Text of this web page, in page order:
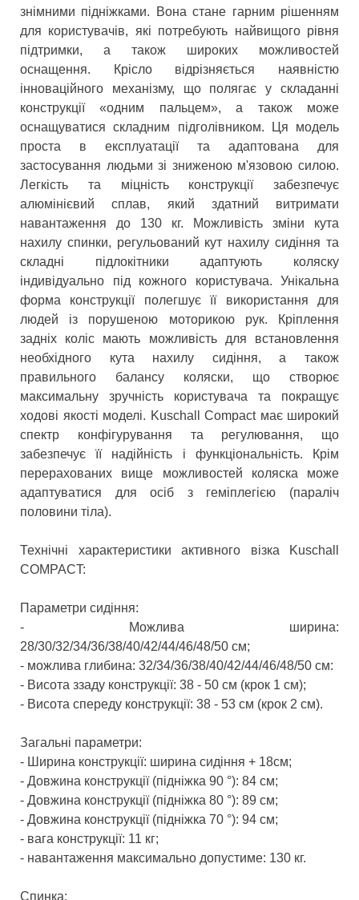
знімними підніжками. Вона стане гарним рішенням
для користувачів, які потребують найвищого рівня
підтримки, а також широких можливостей
оснащення. Крісло відрізняється наявністю
інноваційного механізму, що полягає у складанні
конструкції «одним пальцем», а також може
оснащуватися складним підголівником. Ця модель
проста в експлуатації та адаптована для
застосування людьми зі зниженою м'язовою силою.
Легкість та міцність конструкції забезпечує
алюмінієвий сплав, який здатний витримати
навантаження до 130 кг. Можливість зміни кута
нахилу спинки, регульований кут нахилу сидіння та
складні підлокітники адаптують коляску
індивідуально під кожного користувача. Унікальна
форма конструкції полегшує її використання для
людей із порушеною моторикою рук. Кріплення
задніх коліс мають можливість для встановлення
необхідного кута нахилу сидіння, а також
правильного балансу коляски, що створює
максимальну зручність користувача та покращує
ходові якості моделі. Kuschall Compact має широкий
спектр конфігурування та регулювання, що
забезпечує її надійність і функціональність. Крім
перерахованих вище можливостей коляска може
адаптуватися для осіб з геміплегією (параліч
половини тіла).
Технічні характеристики активного візка Kuschall
COMPACT:
Параметри сидіння:
- Можлива ширина:
28/30/32/34/36/38/40/42/44/46/48/50 см;
- можлива глибина: 32/34/36/38/40/42/44/46/48/50 см:
- Висота ззаду конструкції: 38 - 50 см (крок 1 см);
- Висота спереду конструкції: 38 - 53 см (крок 2 см).
Загальні параметри:
- Ширина конструкції: ширина сидіння + 18см;
- Довжина конструкції (підніжка 90 °): 84 см;
- Довжина конструкції (підніжка 80 °): 89 см;
- Довжина конструкції (підніжка 70 °): 94 см;
- вага конструкції: 11 кг;
- навантаження максимально допустиме: 130 кг.
Спинка: